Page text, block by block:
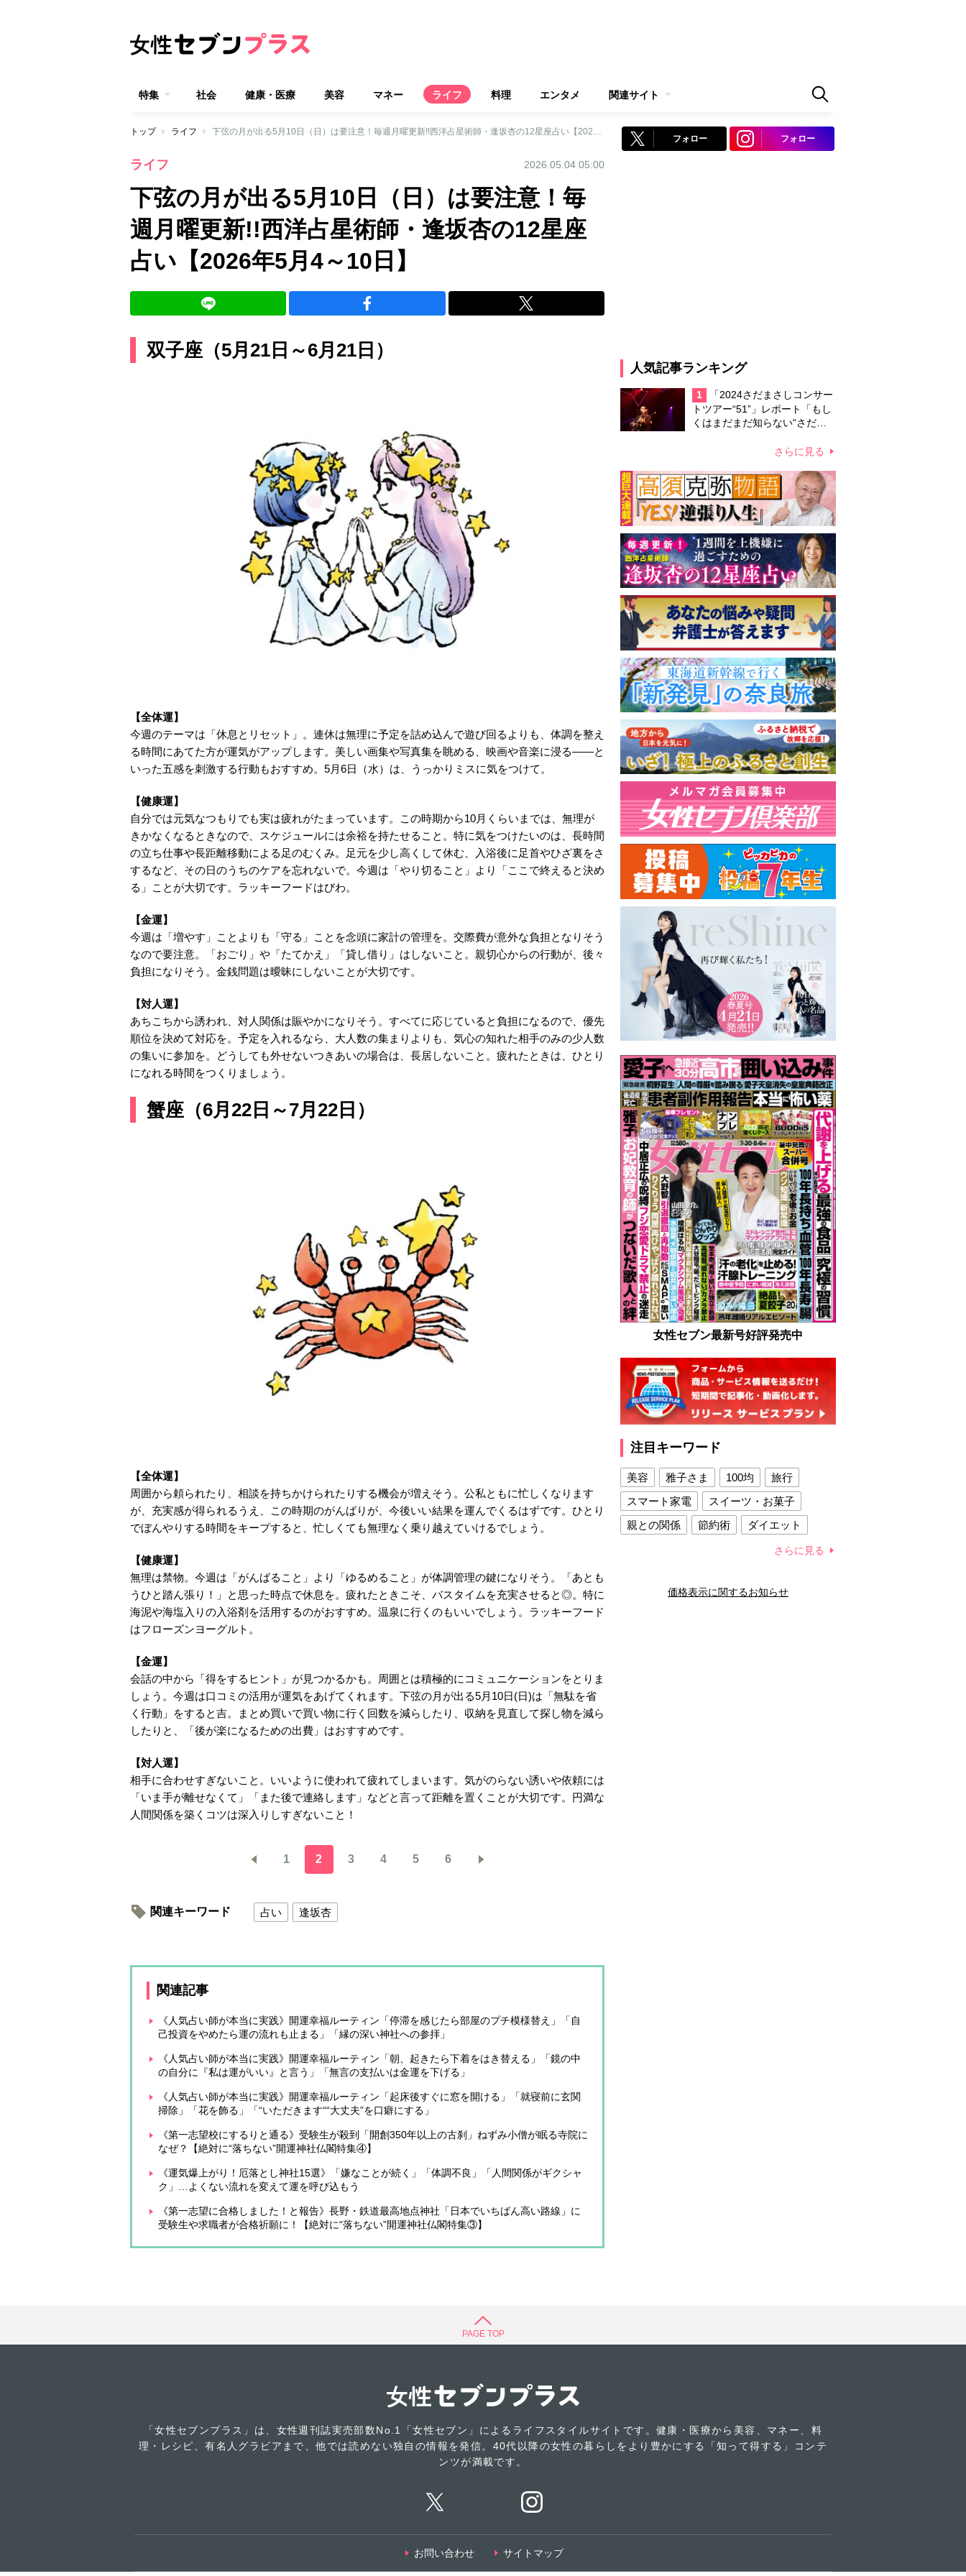
特集 社会 健康・医療 美容 マネー ライフ 料理 エンタメ 関連サイト
トップ ライフ 下弦の月が出る5月10日（日）は要注意！毎週月曜更新!!西洋占星術師・逢坂杏の12星座占い【2026年5月4～10日】
ライフ 2026.05.04 05:00
下弦の月が出る5月10日（日）は要注意！毎
週月曜更新!!西洋占星術師・逢坂杏の12星座
占い【2026年5月4～10日】
双子座（5月21日～6月21日）
【全体運】
今週のテーマは「休息とリセット」。連休は無理に予定を詰め込んで遊び回るよりも、体調を整え
る時間にあてた方が運気がアップします。美しい画集や写真集を眺める、映画や音楽に浸る――と
いった五感を刺激する行動もおすすめ。5月6日（水）は、うっかりミスに気をつけて。
【健康運】
自分では元気なつもりでも実は疲れがたまっています。この時期から10月くらいまでは、無理が
きかなくなるときなので、スケジュールには余裕を持たせること。特に気をつけたいのは、長時間
の立ち仕事や長距離移動による足のむくみ。足元を少し高くして休む、入浴後に足首やひざ裏をさ
するなど、その日のうちのケアを忘れないで。今週は「やり切ること」より「ここで終えると決め
る」ことが大切です。ラッキーフードはびわ。
【金運】
今週は「増やす」ことよりも「守る」ことを念頭に家計の管理を。交際費が意外な負担となりそう
なので要注意。「おごり」や「たてかえ」「貸し借り」はしないこと。親切心からの行動が、後々
負担になりそう。金銭問題は曖昧にしないことが大切です。
【対人運】
あちこちから誘われ、対人関係は賑やかになりそう。すべてに応じていると負担になるので、優先
順位を決めて対応を。予定を入れるなら、大人数の集まりよりも、気心の知れた相手のみの少人数
の集いに参加を。どうしても外せないつきあいの場合は、長居しないこと。疲れたときは、ひとり
になれる時間をつくりましょう。
蟹座（6月22日～7月22日）
【全体運】
周囲から頼られたり、相談を持ちかけられたりする機会が増えそう。公私ともに忙しくなります
が、充実感が得られるうえ、この時期のがんばりが、今後いい結果を運んでくるはずです。ひとり
でぼんやりする時間をキープすると、忙しくても無理なく乗り越えていけるでしょう。
【健康運】
無理は禁物。今週は「がんばること」より「ゆるめること」が体調管理の鍵になりそう。「あとも
うひと踏ん張り！」と思った時点で休息を。疲れたときこそ、バスタイムを充実させると◎。特に
海泥や海塩入りの入浴剤を活用するのがおすすめ。温泉に行くのもいいでしょう。ラッキーフード
はフローズンヨーグルト。
【金運】
会話の中から「得をするヒント」が見つかるかも。周囲とは積極的にコミュニケーションをとりま
しょう。今週は口コミの活用が運気をあげてくれます。下弦の月が出る5月10日(日)は「無駄を省
く行動」をすると吉。まとめ買いで買い物に行く回数を減らしたり、収納を見直して探し物を減ら
したりと、「後が楽になるための出費」はおすすめです。
【対人運】
相手に合わせすぎないこと。いいように使われて疲れてしまいます。気がのらない誘いや依頼には
「いま手が離せなくて」「また後で連絡します」などと言って距離を置くことが大切です。円満な
人間関係を築くコツは深入りしすぎないこと！
1 2 3 4 5 6
関連キーワード 占い 逢坂杏
関連記事
《人気占い師が本当に実践》開運幸福ルーティン「停滞を感じたら部屋のプチ模様替え」「自
己投資をやめたら運の流れも止まる」「縁の深い神社への参拝」
《人気占い師が本当に実践》開運幸福ルーティン「朝、起きたら下着をはき替える」「鏡の中
の自分に『私は運がいい』と言う」「無言の支払いは金運を下げる」
《人気占い師が本当に実践》開運幸福ルーティン「起床後すぐに窓を開ける」「就寝前に玄関
掃除」「花を飾る」「“いただきます““大丈夫”を口癖にする」
《第一志望校にするりと通る》受験生が殺到「開創350年以上の古刹」ねずみ小僧が眠る寺院に
なぜ？【絶対に“落ちない”開運神社仏閣特集④】
《運気爆上がり！厄落とし神社15選》「嫌なことが続く」「体調不良」「人間関係がギクシャ
ク」…よくない流れを変えて運を呼び込もう
《第一志望に合格しました！と報告》長野・鉄道最高地点神社「日本でいちばん高い路線」に
受験生や求職者が合格祈願に！【絶対に“落ちない”開運神社仏閣特集③】
フォロー フォロー
人気記事ランキング
1
「2024さだまさしコンサー
トツアー“51”」レポート「もし
くはまだまだ知らない“さだま
さらに見る
女性セブン最新号好評発売中
注目キーワード
美容 雅子さま 100均
旅行
スマート家電
スイーツ・お菓子
親との関係
節約術
ダイエット
夫との関係
新津春子 どか食い
さらに見る
価格表示に関するお知らせ
PAGE TOP
「女性セブンプラス」は、女性週刊誌実売部数No.1「女性セブン」によるライフスタイルサイトです。健康・医療から美容、マネー、料
理・レシピ、有名人グラビアまで、他では読めない独自の情報を発信。40代以降の女性の暮らしをより豊かにする「知って得する」コンテ
ンツが満載です。
お問い合わせ サイトマップ